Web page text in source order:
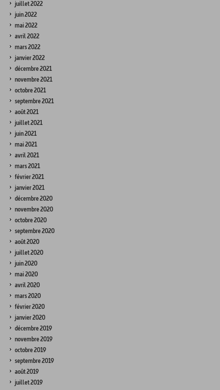
juillet 2022
juin 2022
mai 2022
avril 2022
mars 2022
janvier 2022
décembre 2021
novembre 2021
octobre 2021
septembre 2021
août 2021
juillet 2021
juin 2021
mai 2021
avril 2021
mars 2021
février 2021
janvier 2021
décembre 2020
novembre 2020
octobre 2020
septembre 2020
août 2020
juillet 2020
juin 2020
mai 2020
avril 2020
mars 2020
février 2020
janvier 2020
décembre 2019
novembre 2019
octobre 2019
septembre 2019
août 2019
juillet 2019